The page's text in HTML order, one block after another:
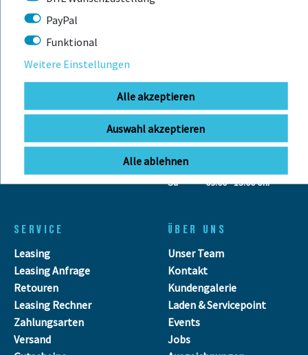
Stuttgarter Str. 72 78628 Rottweil-
Neufra
OFFNUNGSZEITEN
Mo - Fr
Sa
09:00 - 13:00 Uhr
SERVICE
Leasing
Leasing Anfrage
Retouren
Leasing Rechner
Zahlungsarten
Versand
ÜBER UNS
Unser Team
Kontakt
Kundengalerie
Laden & Servicepoint
Events
Jobs
PayPal
Funktional
Weitere Einstellungen
Alle akzeptieren
Auswahl akzeptieren
Alle ablehnen